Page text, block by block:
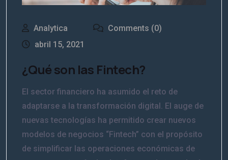
Analytica
Comments (0)
abril 15, 2021
¿Qué son las Fintech?
El sector financiero ha asumido el reto de
adaptarse a la transformación digital. El auge de
nuevas tecnologías ha permitido crear nuevos
modelos de negocios “Fintech” con el propósito
de simplificar las operaciones económicas de